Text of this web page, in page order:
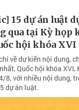
15 dự án luật
qua tại Kỳ họp
hội khóa XVI
về dự kiến nội dung,
Quốc hội khóa XVI,
8, với nhiều nội dung,
dự án luật.